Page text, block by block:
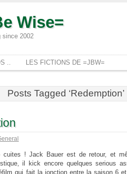
Wise=
since 2002
.. LES FICTIONS DE =JBW=
Posts Tagged ‘Redemption’
cuites ! Jack Bauer est de retour, et
il kick encore quelques serious
qui fait la jonction entre la saison 6